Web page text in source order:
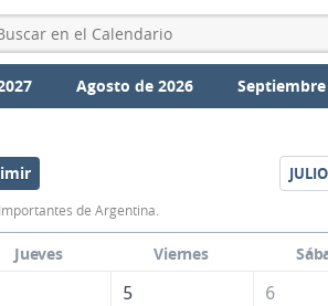
Agosto de 2026
JULIO
de Argentina.
Jueves Viernes
5 6